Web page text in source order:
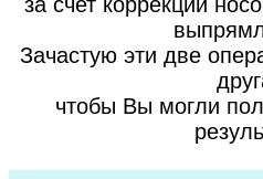
Зачастую эти две
чтобы Вы могли